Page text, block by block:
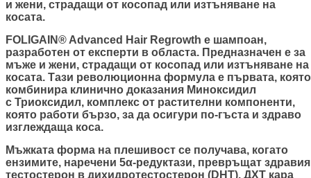
и жени, страдащи от косопад или изтъняване на
косата.
FOLIGAIN® Advanced Hair Regrowth е шампоан,
разработен от експерти в областа. Предназначен е за
мъже и жени, страдащи от косопад или изтъняване на
косата. Тази революционна формула е първата, която
комбинира клинично доказания Миноксидил
с Триоксидил, комплекс от растителни компоненти,
която работи бързо, за да осигури по-гъста и здраво
изглеждаща коса.
Мъжката форма на плешивост се получава, когато
ензимите, наречени 5α-редуктази, превръщат здравия
тестостерон в дихидротестостерон (DHT). ДХТ кара